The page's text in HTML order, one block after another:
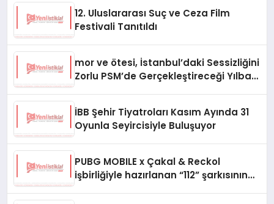
12. Uluslararası Suç ve Ceza Film
Festivali Tanıtıldı
mor ve ötesi, İstanbul’daki Sessizliğini
Zorlu PSM’de Gerçekleştireceği Yılbaşı
İBB Şehir Tiyatroları Kasım Ayında 31
Oyunla Seyircisiyle Buluşuyor
PUBG MOBILE x Çakal & Reckol
işbirliğiyle hazırlanan “112” şarkısının